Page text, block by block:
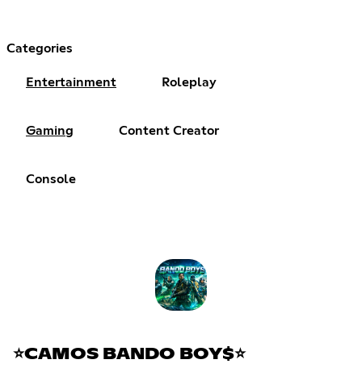
Categories
Entertainment Roleplay
Gaming Content Creator
Console
⭐CAMOS BANDO BOY$⭐